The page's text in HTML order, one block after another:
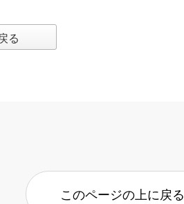
る
このページの上に戻る